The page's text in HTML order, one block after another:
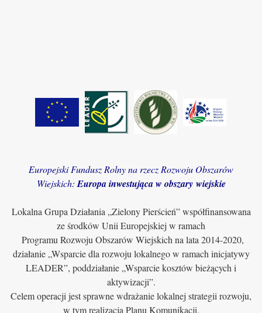
Europejski Fundusz Rolny na rzecz Rozwoju Obszarów
Wiejskich: Europa inwestująca w obszary wiejskie
Lokalna Grupa Działania „Zielony Pierścień” współfinansowana
ze środków Unii Europejskiej w ramach
Programu Rozwoju Obszarów Wiejskich na lata 2014-2020,
działanie „Wsparcie dla rozwoju lokalnego w ramach inicjatywy
LEADER”, poddziałanie „Wsparcie kosztów bieżących i
aktywizacji”.
Celem operacji jest sprawne wdrażanie lokalnej strategii rozwoju,
w tym realizacja Planu Komunikacji.